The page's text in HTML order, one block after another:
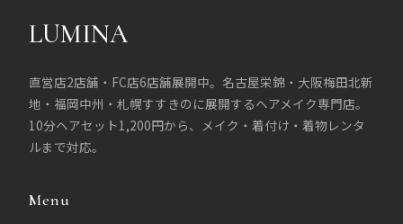
ー
送
り
LUMINA
直営店2店舗・FC店6店舗展開中。名古屋栄錦・大阪梅田北新
地・福岡中州・札幌すすきのに展開するヘアメイク専門店。
10分ヘアセット1,200円から、メイク・着付け・着物レンタ
ルまで対応。
Menu